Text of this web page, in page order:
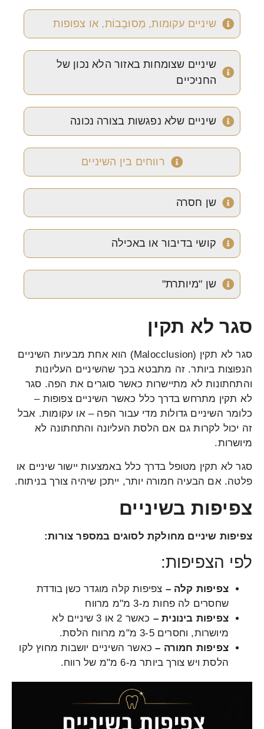
שיניים עקומות, מְסוּבָבוֹת, או צפופות
שיניים שצומחות באזור הלא נכון של
החניכיים
שיניים שלא נפגשות בצורה נכונה
רווחים בין השיניים
שן חסרה
קושי בדיבור או באכילה
שן "מיותרת"
סגר לא תקין
סגר לא תקין (Malocclusion) הוא אחת מבעיות השיניים
הנפוצות ביותר. זה מתבטא בכך שהשיניים העליונות
והתחתונות לא מתיישרות כאשר סוגרים את הפה. סגר
לא תקין מתרחש בדרך כלל כאשר השיניים צפופות –
כלומר השיניים גדולות מדי עבור הפה – או עקומות. אבל
זה יכול לקרות גם אם הלסת העליונה והתחתונה לא
מיושרות.
סגר לא תקין מטופל בדרך כלל באמצעות יישור שיניים או
פלטה. אם הבעיה חמורה יותר, ייתכן שיהיה צורך בניתוח.
צפיפות בשיניים
צפיפות שיניים מחולקת לסוגים במספר צורות:
לפי הצפיפות:
צפיפות קלה – צפיפות קלה מוגדר כשן בודדת
שחסרים לה פחות מ-3 מ"מ מרווח
צפיפות בינונית –
כאשר 2 או 3 שיניים לא
מיושרות, וחסרים 3-5 מ"מ מרווח הלסת.
צפיפות חמורה –כאשר השיניים יושבות מחוץ לקו
הלסת ויש צורך ביותר מ-6 מ"מ של רווח.